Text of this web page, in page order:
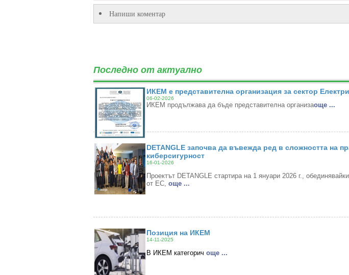
Напиши коментар
Последно от актуално
ИКЕМ е представителна организация за сектор
06-02-2026
ИКЕМ продължава да бъде представителна организаoще ...
DETANGLE започва да въвежда ред в сложността на
киберсигурност
16-01-2026
Проектът DETANGLE стартира на 1 януари 2026 г.,
от ЕС, oще ...
Позиция на ИКЕМ
14-11-2025
В ИКЕМ категорич oще ...